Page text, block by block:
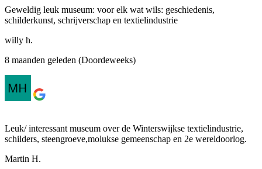
Geweldig leuk museum: voor elk wat wils: geschiedenis,
schilderkunst, schrijverschap en textielindustrie
willy h.
8 maanden geleden (Doordeweeks)
Leuk/ interessant museum over de Winterswijkse textielindustrie,
schilders, steengroeve,molukse gemeenschap en 2e wereldoorlog.
Martin H.